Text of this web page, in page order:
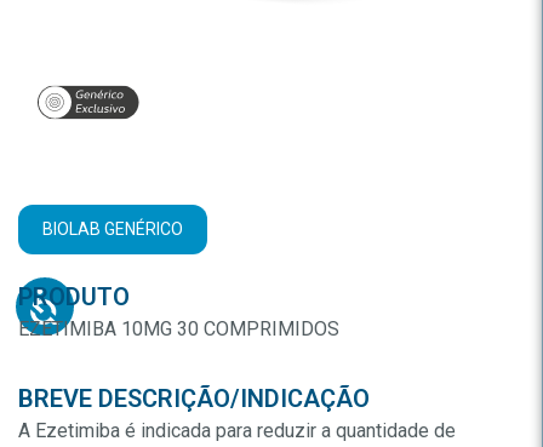
BIOLAB GENÉRICO
PRODUTO
EZETIMIBA 10MG 30 COMPRIMIDOS
BREVE DESCRIÇÃO/INDICAÇÃO
A Ezetimiba é indicada para reduzir a quantidade de